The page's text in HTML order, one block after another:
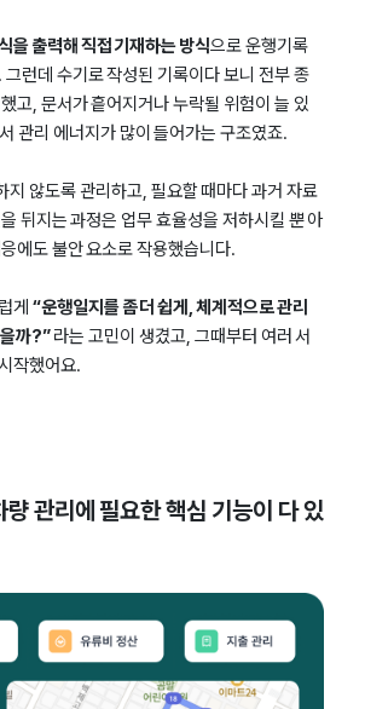
을 출력해 직접 기재하는 방식으로 운행기록
런데 수기로 작성된 기록이다 보니 전부 종
고, 문서가 흩어지거나 누락될 위험이 늘 있
관리 에너지가 많이 들어가는 구조였죠.
지 않도록 관리하고, 필요할 때마다 과거 자료
뒤지는 과정은 업무 효율성을 저하시킬 뿐 아
에도 불안 요소로 작용했습니다.
게 “운행일지를 좀 더 쉽게, 체계적으로 관리
까?”라는 고민이 생겼고, 그때부터 여러 서
작했어요.
량 관리에 필요한 핵심 기능이 다 있